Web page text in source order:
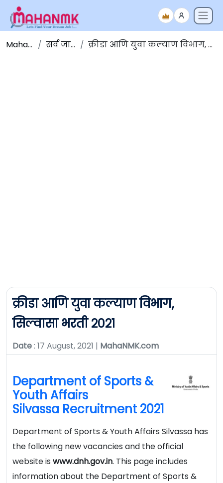
Maha NMK सर्व जाहिराती क्रीडा आणि युवा कल्याण विभाग, सिल्वासा भरती २०२१
क्रीडा आणि युवा कल्याण विभाग,
सिल्वासा भरती २०२१
Date: 17 August, 2021 | MahaNMK.com
Department of Sports &
Youth Affairs
Silvassa Recruitment 2021
Department of Sports & Youth Affairs Silvassa has
the following new vacancies and the official
website is www.dnh.gov.in. This page includes
information about the Department of Sports &